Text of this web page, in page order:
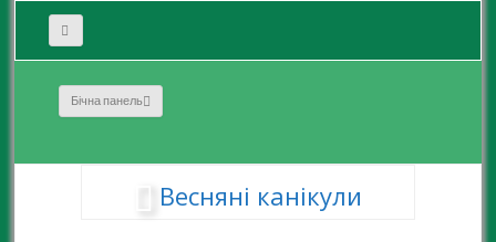
Бічна панель
Весняні канікули